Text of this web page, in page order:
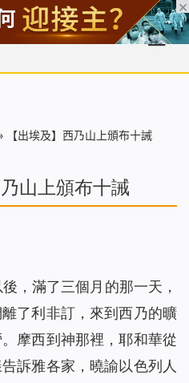
基督徒見證 信仰解答 聖經
【出埃及】西乃山上頒布十誡
山上頒布十誡
，滿了三個月的那一天，
了利非訂，來到西乃的曠
摩西到神那裡，耶和華從
訴雅各家，曉諭以色列人